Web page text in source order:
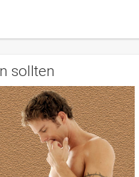
sollten